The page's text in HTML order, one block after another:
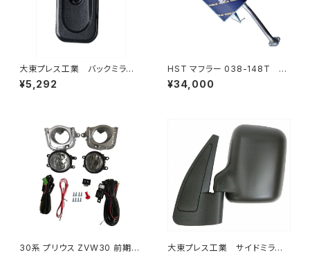
大東プレス工業 バックミラーH
400 ｺﾊﾞﾝ L005 黒 J08
330×170 DI-8B
¥5,292
HST マフラー 038-148T プ
レミオ ZRT261 トヨタ 本体オ
ールステンレス 車検対応 純正
¥34,000
30系 プリウス ZVW30 前期
大東プレス工業 サイドミラー/